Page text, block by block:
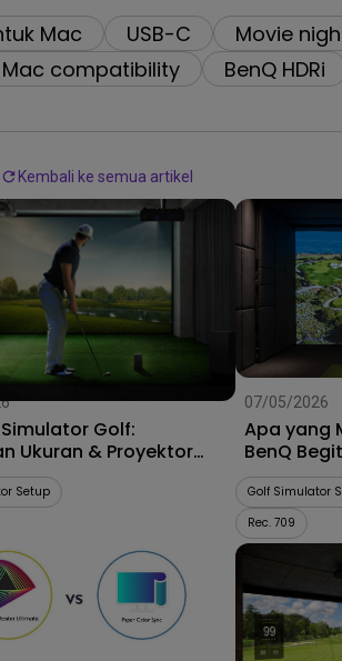
With Low Input Lag
2.1 Channel Built-in
Speakers
Mac USB-C Movie
Mac compatibility BenQ HDRi
Kembali ke semua artikel
Golf:
Ukuran & Proyektor
Setup
07/05/2026
Apa yang
BenQ
Golf Simulator
Rec. 709